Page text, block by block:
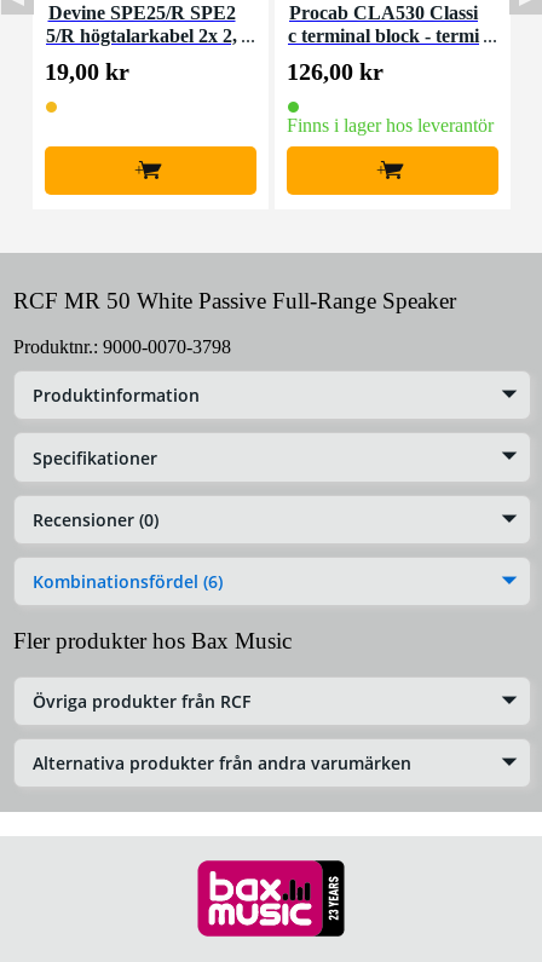
Devine SPE25/R SPE2
5/R högtalarkabel 2x 2,
5 mm2 per meter
19,00 kr
+
Procab CLA530 Classi
c terminal block - termi
nal block 2-polig 2m
126,00 kr
Finns i lager hos leverantör
+
RCF MR 50 White Passive Full-Range Speaker
Produktnr.: 9000-0070-3798
Produktinformation
Specifikationer
Recensioner (0)
Kombinationsfördel (6)
Fler produkter hos Bax Music
Övriga produkter från RCF
Alternativa produkter från andra varumärken